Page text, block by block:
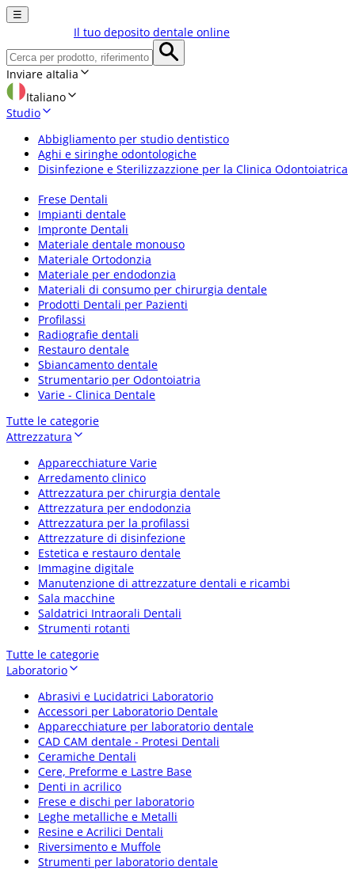
☰
Il tuo deposito dentale online
Inviare aItalia
Italiano
Studio
Abbigliamento per studio dentistico
Aghi e siringhe odontologiche
Disinfezione e Sterilizzazzione per la Clinica Odontoiatrica
Frese Dentali
Impianti dentale
Impronte Dentali
Materiale dentale monouso
Materiale Ortodonzia
Materiale per endodonzia
Materiali di consumo per chirurgia dentale
Prodotti Dentali per Pazienti
Profilassi
Radiografie dentali
Restauro dentale
Sbiancamento dentale
Strumentario per Odontoiatria
Varie - Clinica Dentale
Tutte le categorie
Attrezzatura
Apparecchiature Varie
Arredamento clinico
Attrezzatura per chirurgia dentale
Attrezzatura per endodonzia
Attrezzatura per la profilassi
Attrezzature di disinfezione
Estetica e restauro dentale
Immagine digitale
Manutenzione di attrezzature dentali e ricambi
Sala macchine
Saldatrici Intraorali Dentali
Strumenti rotanti
Tutte le categorie
Laboratorio
Abrasivi e Lucidatrici Laboratorio
Accessori per Laboratorio Dentale
Apparecchiature per laboratorio dentale
CAD CAM dentale - Protesi Dentali
Ceramiche Dentali
Cere, Preforme e Lastre Base
Denti in acrilico
Frese e dischi per laboratorio
Leghe metalliche e Metalli
Resine e Acrilici Dentali
Riversimento e Muffole
Strumenti per laboratorio dentale